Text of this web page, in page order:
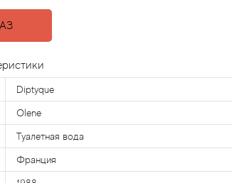
Diptyque
Olene
Туалетная вода
Франция